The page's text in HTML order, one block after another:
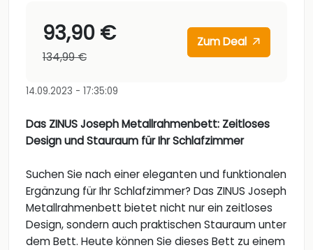
93,90 €
134,99 €
Zum Deal
14.09.2023 - 17:35:09
Das ZINUS Joseph Metallrahmenbett: Zeitloses
Design und Stauraum für Ihr Schlafzimmer
Suchen Sie nach einer eleganten und funktionalen
Ergänzung für Ihr Schlafzimmer? Das ZINUS Joseph
Metallrahmenbett bietet nicht nur ein zeitloses
Design, sondern auch praktischen Stauraum unter
dem Bett. Heute können Sie dieses Bett zu einem